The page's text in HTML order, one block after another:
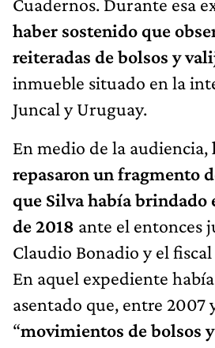
Cuadernos. Durante esa
haber sostenido que
reiteradas de bolsos y
inmueble situado en la
Juncal y Uruguay.
En medio de la audiencia,
repasaron un fragmento
que Silva había brindado
de 2018 ante el entonces
Claudio Bonadio y el
En aquel expediente
asentado que, entre 2007
“movimientos de bolsos